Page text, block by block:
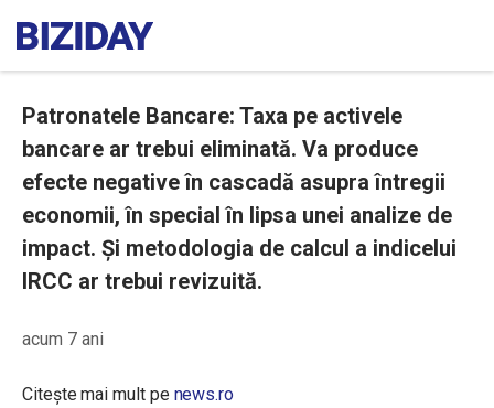
Patronatele Bancare: Taxa pe activele
bancare ar trebui eliminată. Va produce
efecte negative în cascadă asupra întregii
economii, în special în lipsa unei analize de
impact. Și metodologia de calcul a indicelui
IRCC ar trebui revizuită.
acum 7 ani
Citește mai mult pe news.ro